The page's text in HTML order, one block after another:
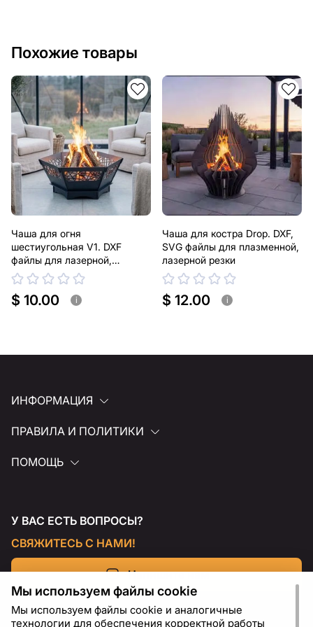
Похожие товары
Чаша для огня
шестиугольная V1. DXF
файлы для лазерной,
плазменной резки
$ 10.00 i
Чаша для костра Drop. DXF,
SVG файлы для плазменной,
лазерной резки
$ 12.00 i
ИНФОРМАЦИЯ
ПРАВИЛА И ПОЛИТИКИ
ПОМОЩЬ
У ВАС ЕСТЬ ВОПРОСЫ?
СВЯЖИТЕСЬ С НАМИ!
Напишите нам
Мы используем файлы cookie
Мы используем файлы cookie и аналогичные
технологии для обеспечения корректной работы